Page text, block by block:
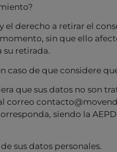
el derecho a retirar el
sin que ello
su retirada.
caso de que considere
que sus datos no son
correo
siendo la
sus datos personales.